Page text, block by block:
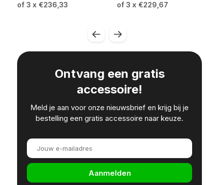
of 3 x €236,33 of 3 x €229,67
Ontvang een gratis
accessoire!
Meld je aan voor onze nieuwsbrief en krijg bij je
bestelling een gratis accessoire naar keuze.
Aanmelden